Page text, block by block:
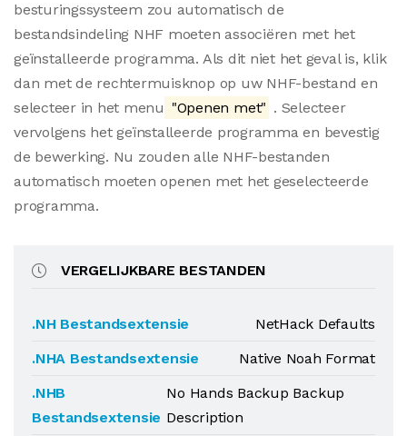
besturingssysteem zou automatisch de
bestandsindeling NHF moeten associëren met het
geïnstalleerde programma. Als dit niet het geval is, klik
dan met de rechtermuisknop op uw NHF-bestand en
selecteer in het menu "Openen met" . Selecteer
vervolgens het geïnstalleerde programma en bevestig
de bewerking. Nu zouden alle NHF-bestanden
automatisch moeten openen met het geselecteerde
programma.
VERGELIJKBARE BESTANDEN
.NH Bestandsextensie
NetHack Defaults
.NHA Bestandsextensie
Native Noah Format
.NHB
Bestandsextensie
No Hands Backup Backup
Description